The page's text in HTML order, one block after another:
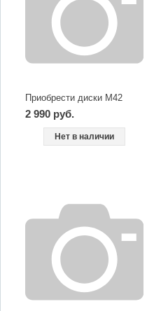
Приобрести диски M42
2 990 руб.
Нет в наличии